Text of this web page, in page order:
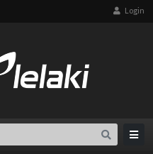
Login